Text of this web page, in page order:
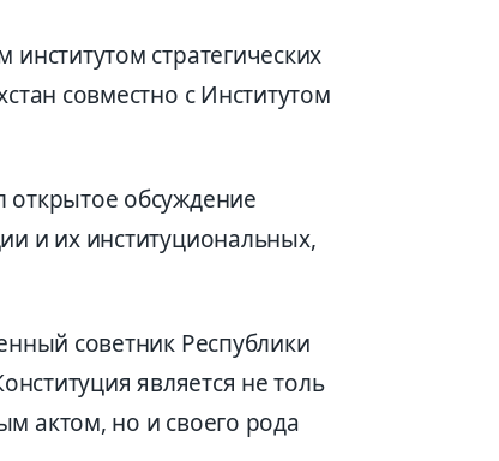
стратегических
совместно с Институтом
обсуждение
и их институциональных,
советник Республики
является не толь
актом, но и своего рода